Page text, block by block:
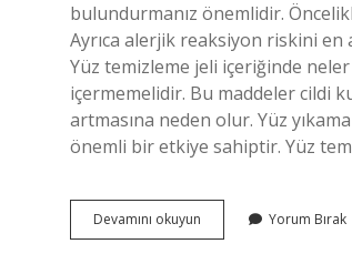
bulundurmanız önemlidir.
Ayrıca alerjik reaksiyon riskini
Yüz temizleme jeli içeriğinde
içermemelidir. Bu maddeler cildi
artmasına neden olur. Yüz
önemli bir etkiye sahiptir. Yüz
Devamını okuyun
Yüz
Yorum Bırak